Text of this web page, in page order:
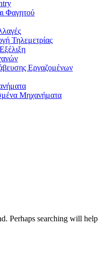
Φαγητού
Τηλεμετρίας
Εργαζομένων
Μηχανήματα
Perhaps searching will help